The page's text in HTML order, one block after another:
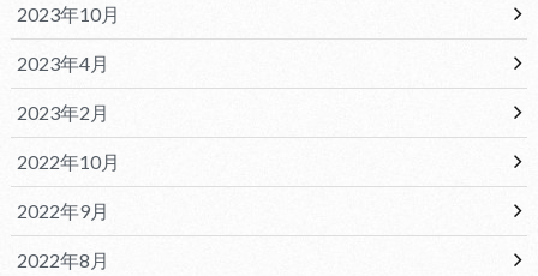
2023年10月
2023年4月
2023年2月
2022年10月
2022年9月
2022年8月